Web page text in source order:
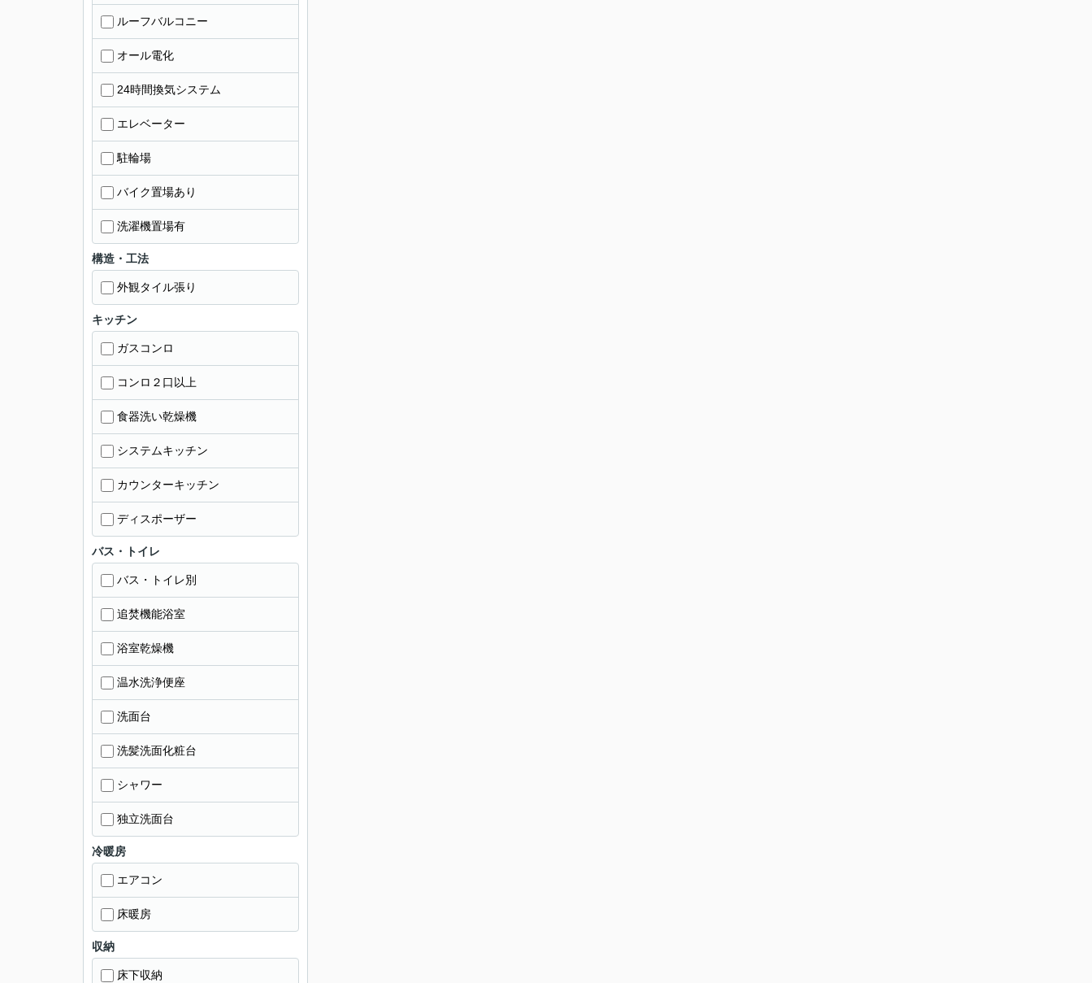
ルーフバルコニー
オール電化
24時間換気システム
エレベーター
駐輪場
バイク置場あり
洗濯機置場有
構造・工法
外観タイル張り
キッチン
ガスコンロ
コンロ２口以上
食器洗い乾燥機
システムキッチン
カウンターキッチン
ディスポーザー
バス・トイレ
バス・トイレ別
追焚機能浴室
浴室乾燥機
温水洗浄便座
洗面台
洗髪洗面化粧台
シャワー
独立洗面台
冷暖房
エアコン
床暖房
収納
床下収納